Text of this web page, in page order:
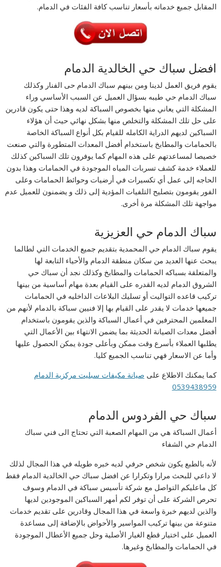
المقابل جميع خدماته بأسعار تناسب كافة الفئات في الدمام.
افضل سباك حي الخالدية الدمام
يقوم فريق العمل لدينا ومن بينهم سباك الدمام حى الفنار وكذلك
سباك الدمام حي طيبه بسؤال العميل عن السبب الأساسي وراء
المشكلة التي يعاني منها بخصوص السباكة لديه وهذا حتى يكون قادرين
على حل تلك المشكلة والتخلص منها بشكل نهائي حيث أن هؤلاء
السباكين لديهم الدراية الكامله للقيام بكل أنواع السباكة الخاصة
بالحمامات والمطابخ باستخدام أفضل المعدات المتطورة والتي صنعت
خصيصا لمساعدتهم على هذه المهام كما يوفرون تلك السباكين كذلك
للعملاء خدمة كشف تسربات المياه الموجودة في الحمامات وهذا بدون
الحاجه إلى عمل أي تكسيرات في أرضيات وحوائط الحمامات وعلى
الفور يقومون بتصليح التلفيات المؤدية إلى ذلك و يضمنون للعميل عدم
مواجهة تلك المشكلة مرة أخرى.
سباك الدمام حي العزيزية
يقوم سباك الدمام حي المحمدية بتقديم جميع الخدمات التي لطالما
يبحث عنها العديد من سكان منطقة الدمام والأحياء التابعة لها
والمتعلقة بسباكه الحمامات والمطابخ وكذلك نجد أن سباك حي
الشروق الدمام لديه القدره على القيام بعدة مهام أساسية من بينها
تركيب قاعده التواليت أو تسليك البلاعات الداخليه في الحمامات
جميعها خدمات لا يقدر على القيام بها إلا فنيين سباكة بالدمام لأنهم من
المعلمين المحترفين في أعمال السباكة والذين يقومون باستخدام
أفضل معدات الصيانة الحديثة بما يضمن الانتهاء بين الأعمال التي
يطلبها العملاء بأسرع وقت ممكن وبأعلى جودة يمكن الحصول عليها
وأما عن الاسعار فهي تناسب الجميع كليا.
كما يمكنك الاطلاع على صيانة مكيفات سبليت مركزية الدمام
0539438959
سباك حي الفردوس الدمام
أعمال السباكة هي من المهام الصعبة التي تحتاج الى فني سباك
الدمام حي الشفاء
لأنه بالطبع يكون شخص حرفي لديه خبره طويله في هذا المجال لذلك
لا داعي للبحث مرارا وتكرارا عن افضل سباك حي الخالدية الدمام فقط
كل ماعليكم التواصل مع شركة تأسيس سباكة في الدمام وسوف
تحرص الشركة على أن توفر لكم أمهر السباكين الموجودين لديها
والذين لديهم خبرة واسعة في هذا المجال وقادرين على تقديم خدمات
متنوعة من بينها تركيب المواسير والأحواض بالإضافة إلى مساعدة
العميل على اختيار قطع الغيار الأصلية وحل جميع الأعطال الموجودة
في الحمامات والمطابخ وغيرها.